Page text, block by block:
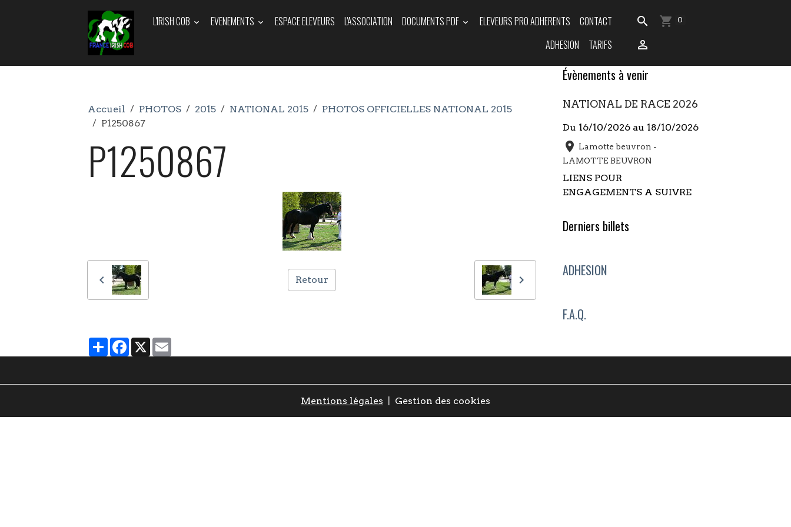
L'IRISH COB EVENEMENTS ESPACE ELEVEURS L'ASSOCIATION DOCUMENTS PDF ELEVEURS PRO ADHERENTS
CONTACT
ADHESION
TARIFS
0
Accueil PHOTOS 2015 NATIONAL 2015
PHOTOS OFFICIELLES NATIONAL 2015
P1250867
P1250867
Retour
PartagerFacebook
X
Évènements à venir
NATIONAL DE RACE 2026
Du 16/10/2026 au 18/10/2026
Lamotte beuvron -
LAMOTTE BEUVRON
LIENS POUR
ENGAGEMENTS A SUIVRE
Derniers billets
ADHESION
F.A.Q.
Mentions légales Gestion des cookies